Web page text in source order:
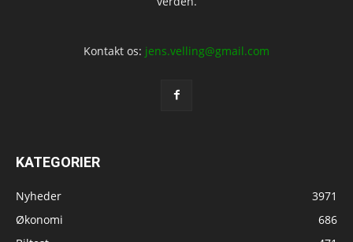
Kontakt os: jens.velling@gmail.com
KATEGORIER
Nyheder
3971
Økonomi
686